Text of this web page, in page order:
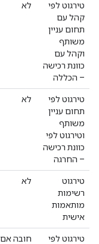
טירגוט לפי
קהל עם
תחום עניין
משותף
וקהל עם
כוונת רכישה
– הכללה
לא
טירגוט לפי
תחום עניין
משותף
וטירגוט לפי
כוונת רכישה
– החרגה
לא
טירגוט
רשימות
מותאמות
אישית
לא
טירגוט לפי
חובה אם